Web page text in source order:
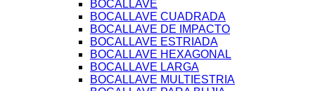
BOCALLAVE
BOCALLAVE CUADRADA
BOCALLAVE DE IMPACTO
BOCALLAVE ESTRIADA
BOCALLAVE HEXAGONAL
BOCALLAVE LARGA
BOCALLAVE MULTIESTRIA